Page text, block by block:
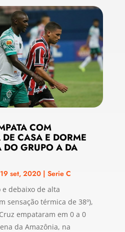
COM
CASA E DORME
GRUPO A DA
19 set, 2020| Serie C
debaixo de alta
sensação térmica de 38º),
empataram em 0 a 0
da Amazônia, na